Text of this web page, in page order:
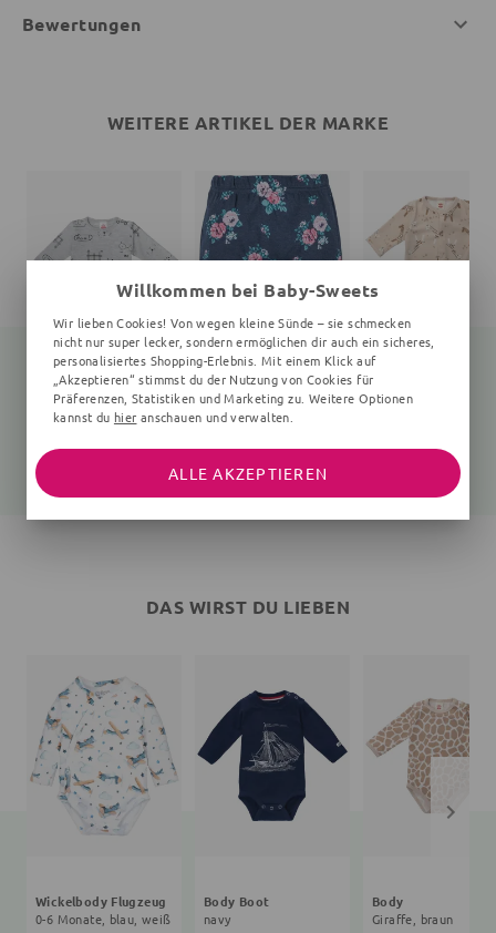
Bewertungen
WEITERE ARTIKEL DER MARKE
Body Hund
14,80 €
Leggings
16,99 € 22,99 €
DAS WIRST DU LIEBEN
Wickelbody Flugzeug
0-6 Monate, blau, weiß
Body Boot
navy
Body
Giraffe, braun
Willkommen bei Baby-Sweets
Wir lieben Cookies! Von wegen kleine Sünde – sie schmecken
nicht nur super lecker, sondern ermöglichen dir auch ein sicheres,
personalisiertes Shopping-Erlebnis. Mit einem Klick auf
„Akzeptieren“ stimmst du der Nutzung von Cookies für
Präferenzen, Statistiken und Marketing zu. Weitere Optionen
kannst du hier anschauen und verwalten.
ALLE AKZEPTIEREN